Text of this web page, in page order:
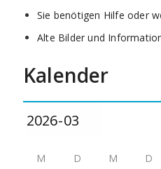
Sie benötigen Hilfe oder
Alte Bilder und
Kalender
M D M D